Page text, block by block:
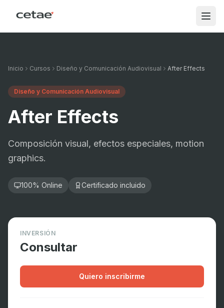
Inicio Cursos Diseño y Comunicación Audiovisual After Effects
Diseño y Comunicación Audiovisual
After Effects
Composición visual, efectos especiales, motion
graphics.
100% Online Certificado incluido
INVERSIÓN
Consultar
Quiero inscribirme